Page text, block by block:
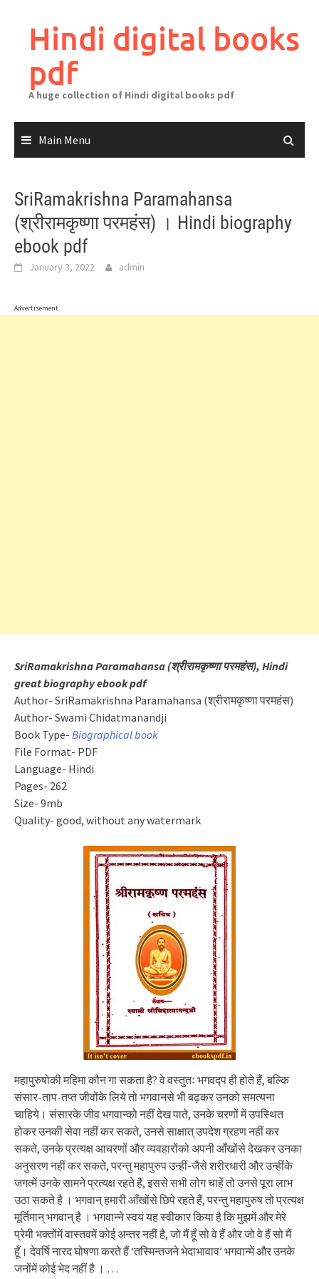
contentHindi digital books
pdf
A huge collection of Hindi digital books pdf
Main Menu
SriRamakrishna Paramahansa
(श्रीरामकृष्णा परमहंस) । Hindi biography
ebook pdf
January 3, 2022 admin
Advertisement
SriRamakrishna Paramahansa (श्रीरामकृष्णा परमहंस), Hindi
great biography ebook pdf
Author- SriRamakrishna Paramahansa (श्रीरामकृष्णा परमहंस)
Author- Swami Chidatmanandji
Book Type- Biographical book
File Format- PDF
Language- Hindi
Pages- 262
Size- 9mb
Quality- good, without any watermark
महापुरुषोकी महिमा कौन गा सकता है? वे वस्तुतः भगवद्प ही होते हैं, बल्कि
संसार-ताप-तप्त जीवोंके लिये तो भगवानसे भी बढ़कर उनको समत्यना
चाहिये। संसारके जीव भगवान्को नहीं देख पाते, उनके चरणों में उपस्थित
होकर उनकी सेवा नहीं कर सकते, उनसे साक्षात् उपदेश ग्रहण नहीं कर
सकते, उनके प्रत्यक्ष आचरणों और व्यवहारोंको अपनी आँखोंसे देखकर उनका
अनुसरण नहीं कर सकते, परन्तु महापुरुप उन्हीं-जैसे शरीरधारी और उन्हींके
जगत्में उनके सामने प्रत्यक्ष रहते हैं, इससे सभी लोग चाहें तो उनसे पूरा लाभ
उठा सकते है । भगवान् हमारी आँखोंसे छिपे रहते हैं, परन्तु महापुरुष तो प्रत्यक्ष
मूर्तिमान् भगवान् है । भगवान्ने स्वयं यह स्वीकार किया है कि मुझमें और मेरे
प्रेमी भक्तोंमें वास्तवमें कोई अन्तर नहीं है, जो मैं हूँ सो वे हैं और जो वे हैं सो मैं
हूँ। देवर्षि नारद घोषणा करते हैं ‘तस्मिन्तजने भेदाभावाव’ भगवान्में और उनके
जनोंमें कोई भेद नहीं है । …